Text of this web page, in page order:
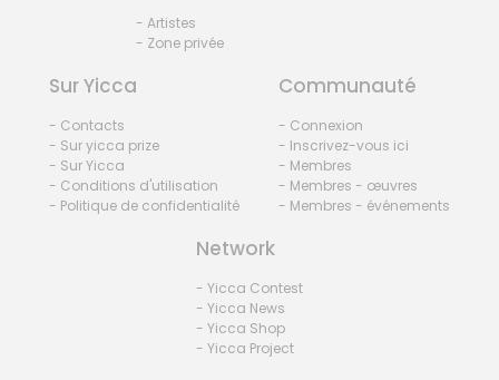
- Artistes
- Zone privée
Sur Yicca
- Contacts
- Sur yicca prize
- Sur Yicca
- Conditions d'utilisation
- Politique de confidentialité
Communauté
- Connexion
- Inscrivez-vous ici
- Membres
- Membres - œuvres
- Membres - événements
Network
- Yicca Contest
- Yicca News
- Yicca Shop
- Yicca Project